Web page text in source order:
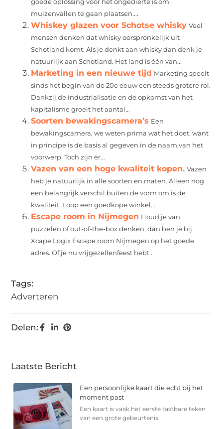
goede oplossing voor het ongedierte is om
muizenvallen te gaan plaatsen....
Whiskey glazen voor Schotse whisky Veel
mensen denken dat whisky oorspronkelijk uit
Schotland komt. Als je denkt aan whisky dan denk je
natuurlijk aan Schotland. Het land is één van...
Marketing in een nieuwe tijd Marketing speelt
sinds het begin van de 20e eeuw een steeds grotere rol.
Dankzij de industrialisatie en de opkomst van het
kapitalisme groeit het aantal...
Soorten bewakingscamera’s Een
bewakingscamera, we weten prima wat het doet, want
in principe is de basis al gegeven in de naam van het
voorwerp. Toch zijn er...
Vazen van een hoge kwaliteit kopen. Vazen
heb je natuurlijk in alle soorten en maten. Alleen nog
een belangrijk verschil buiten de vorm om is de
kwaliteit. Loop een goedkope winkel...
Escape room in Nijmegen Houd je van
puzzelen of out-of-the-box denken, dan ben je bij
Xcape Logix Escape room Nijmegen op het goede
adres. Of je nu vrijgezellenfeest hebt...
Tags:
Adverteren
Delen:
Laatste Bericht
Een persoonlijke kaart die echt bij het
moment past
Een kaart is vaak het eerste tastbare teken
van een grote gebeurtenis.